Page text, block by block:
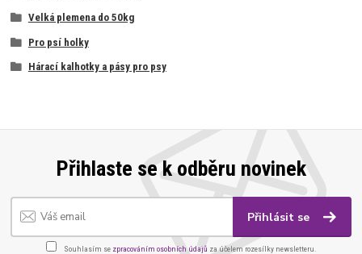
Velká plemena do 50kg
Pro psí holky
Hárací kalhotky a pásy pro psy
Přihlaste se k odběru novinek
Přihlásit se
Souhlasím se zpracováním osobních údajů za účelem rozesílky newsletteru.